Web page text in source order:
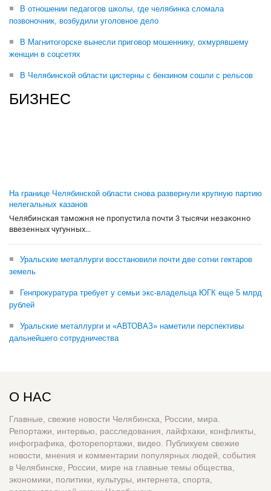
В отношении педагогов школы, где челябинка сломала
позвоночник, возбудили уголовное дело
В Магнитогорске вынесли приговор мошеннику, охмурявшему
женщин в соцсетях
В Челябинской области цистерны с бензином сошли с рельсов
БИЗНЕС
На границе Челябинской области снова развернули крупную партию
нелегальных казанов
Челябинская таможня не пропустила почти 3 тысячи незаконно
ввезенных чугунных...
Уральские металлурги восстановили почти две сотни гектаров
земель
Генпрокуратура требует у семьи экс-владельца ЮГК еще 5 млрд
рублей
Уральские металлурги и «АВТОВАЗ» наметили перспективы
дальнейшего сотрудничества
О НАС
Главные, свежие новости Челябинска, России, мира.
Репортажи, интервью, расследования, лайфхаки, конфликты,
инфографика, фоторепортажи, видео. Публикуем свежие
новости, мнения и комментарии популярных людей, события
в Челябинске, России, мире на главные темы общества,
экономики, политики, культуры, интернета, спорта,